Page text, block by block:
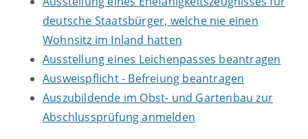
deutsche Staatsbürger, welche nie einen
Wohnsitz im Inland hatten
Ausstellung eines Leichenpasses beantragen
Ausweispflicht - Befreiung beantragen
Auszubildende im Obst- und Gartenbau zur
Abschlussprüfung anmelden